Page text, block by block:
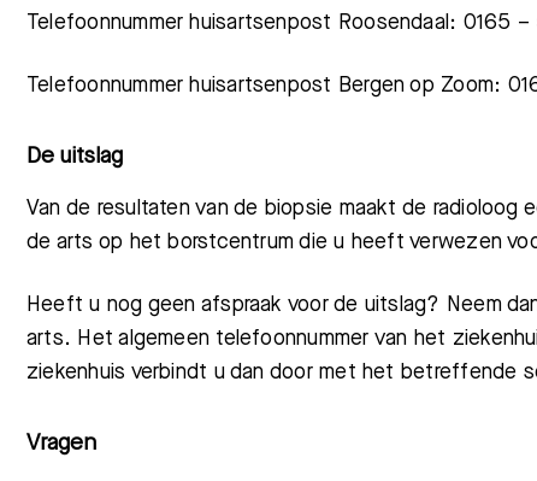
Telefoonnummer huisartsenpost Roosendaal: 0165
Telefoonnummer huisartsenpost Bergen op Zoom:
De uitslag
Van de resultaten van de biopsie maakt de radioloog
de arts op het borstcentrum die u heeft verwezen
Heeft u nog geen afspraak voor de uitslag? Neem
arts. Het algemeen telefoonnummer van het
ziekenhuis verbindt u dan door met het betreffende
Vragen